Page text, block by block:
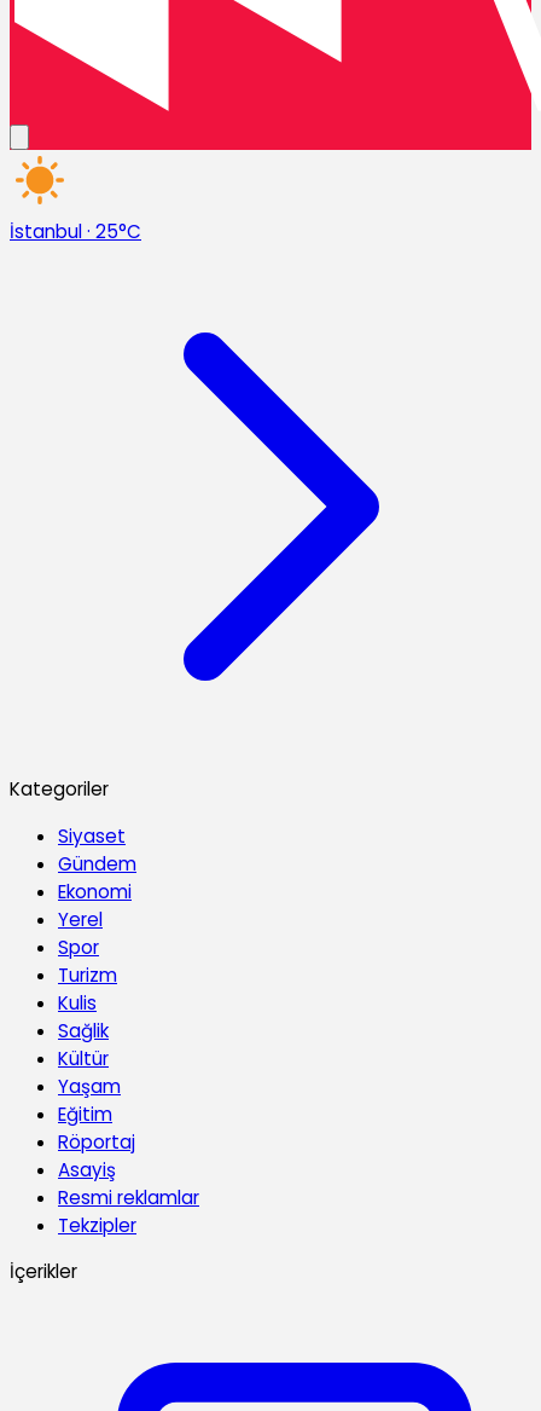
İstanbul· 25°C
Kategoriler
Siyaset
Gündem
Ekonomi
Yerel
Spor
Turizm
Kulis
Sağlik
Kültür
Yaşam
Eğitim
Röportaj
Asayiş
Resmi reklamlar
Tekzipler
İçerikler